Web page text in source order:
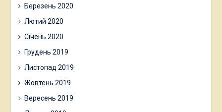
Березень 2020
Лютий 2020
Січень 2020
Грудень 2019
Листопад 2019
Жовтень 2019
Вересень 2019